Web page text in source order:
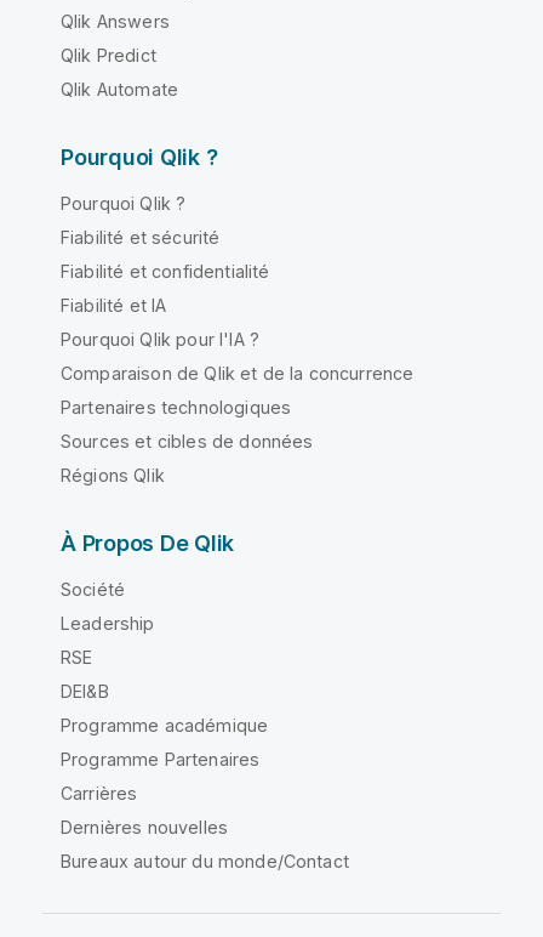
Qlik Answers
Qlik Predict
Qlik Automate
Pourquoi Qlik ?
Pourquoi Qlik ?
Fiabilité et sécurité
Fiabilité et confidentialité
Fiabilité et IA
Pourquoi Qlik pour l'IA ?
Comparaison de Qlik et de la concurrence
Partenaires technologiques
Sources et cibles de données
Régions Qlik
À Propos De Qlik
Société
Leadership
RSE
DEI&B
Programme académique
Programme Partenaires
Carrières
Dernières nouvelles
Bureaux autour du monde/Contact